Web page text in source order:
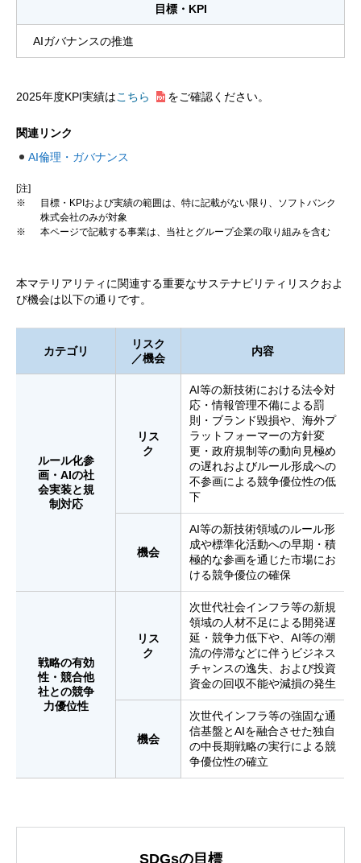
目標・KPI
AIガバナンスの推進
2025年度KPI実績はこちら をご確認ください。
関連リンク
AI倫理・ガバナンス
[注]
※
目標・KPIおよび実績の範囲は、特に記載がない限り、ソフトバンク
株式会社のみが対象
※
本ページで記載する事業は、当社とグループ企業の取り組みを含む
本マテリアリティに関連する重要なサステナビリティリスクおよ
び機会は以下の通りです。
カテゴリ
リスク
／機会
内容
ルール化参
画・ AIの社
会実装と規
制対応
リス
ク
AI等の新技術における法令対
応・情報管理不備による罰
則・ブランド毀損や、海外プ
ラットフォーマーの方針変
更・政府規制等の動向見極め
の遅れおよびルール形成への
不参画による競争優位性の低
下
機会
AI等の新技術領域のルール形
成や標準化活動への早期・積
極的な参画を通じた市場にお
ける競争優位の確保
戦略の有効
性・ 競合他
社との競争
力優位性
リス
ク
次世代社会インフラ等の新規
領域の人材不足による開発遅
延・競争力低下や、AI等の潮
流の停滞などに伴うビジネス
チャンスの逸失、および投資
資金の回収不能や減損の発生
機会
次世代インフラ等の強固な通
信基盤とAIを融合させた独自
の中長期戦略の実行による競
争優位性の確立
SDGsの目標